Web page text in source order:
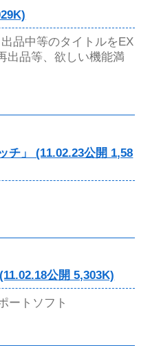
品中等のタイトルをEX
出品等、欲しい機能満
チ」 (11.02.23公開 1,58
公開 5,303K)
ートソフト